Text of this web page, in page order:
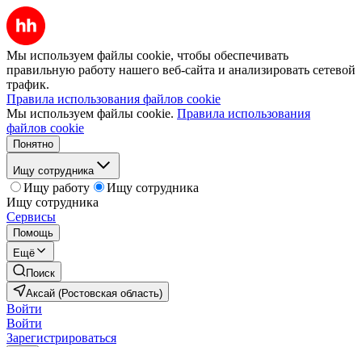
Мы используем файлы cookie, чтобы обеспечивать
правильную работу нашего веб-сайта и анализировать сетевой
трафик.
Правила использования файлов cookie
Мы используем файлы cookie. Правила использования
файлов cookie
Понятно
Ищу сотрудника
Ищу работу
Ищу сотрудника
Ищу сотрудника
Сервисы
Помощь
Ещё
Поиск
Аксай (Ростовская область)
Войти
Войти
Зарегистрироваться